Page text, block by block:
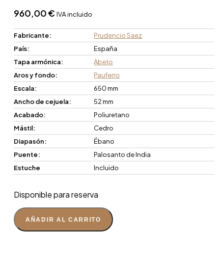
960,00€ IVA incluido
Fabricante:
Prudencio Saez
País:
España
Tapa armónica:
Abeto
Aros y fondo:
Pauferro
Escala:
650 mm
Ancho de cejuela:
52 mm
Acabado:
Poliuretano
Mástil:
Cedro
Diapasón:
Ébano
Puente:
Palosanto de India
Estuche
Incluido
Disponible para reserva
AÑADIR AL CARRITO